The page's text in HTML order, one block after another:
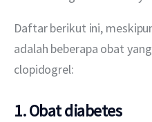
Daftar berikut ini,
adalah beberapa obat
clopidogrel:
1. Obat diabetes